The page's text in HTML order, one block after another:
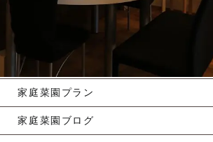
資料請求する
くりやま建築のこだわり
家庭菜園プラン
家庭菜園ブログ